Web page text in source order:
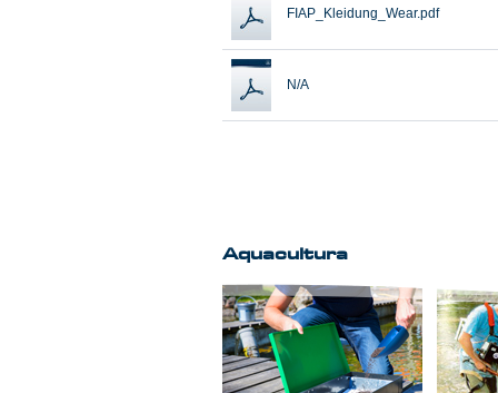
FIAP_Kleidung_Wear.pdf
N/A
Aquacultura